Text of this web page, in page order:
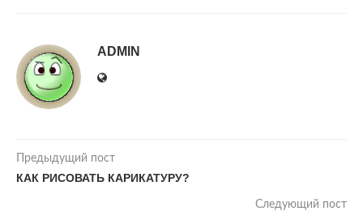
ADMIN
Предыдущий пост
КАК РИСОВАТЬ КАРИКАТУРУ?
Следующий пост